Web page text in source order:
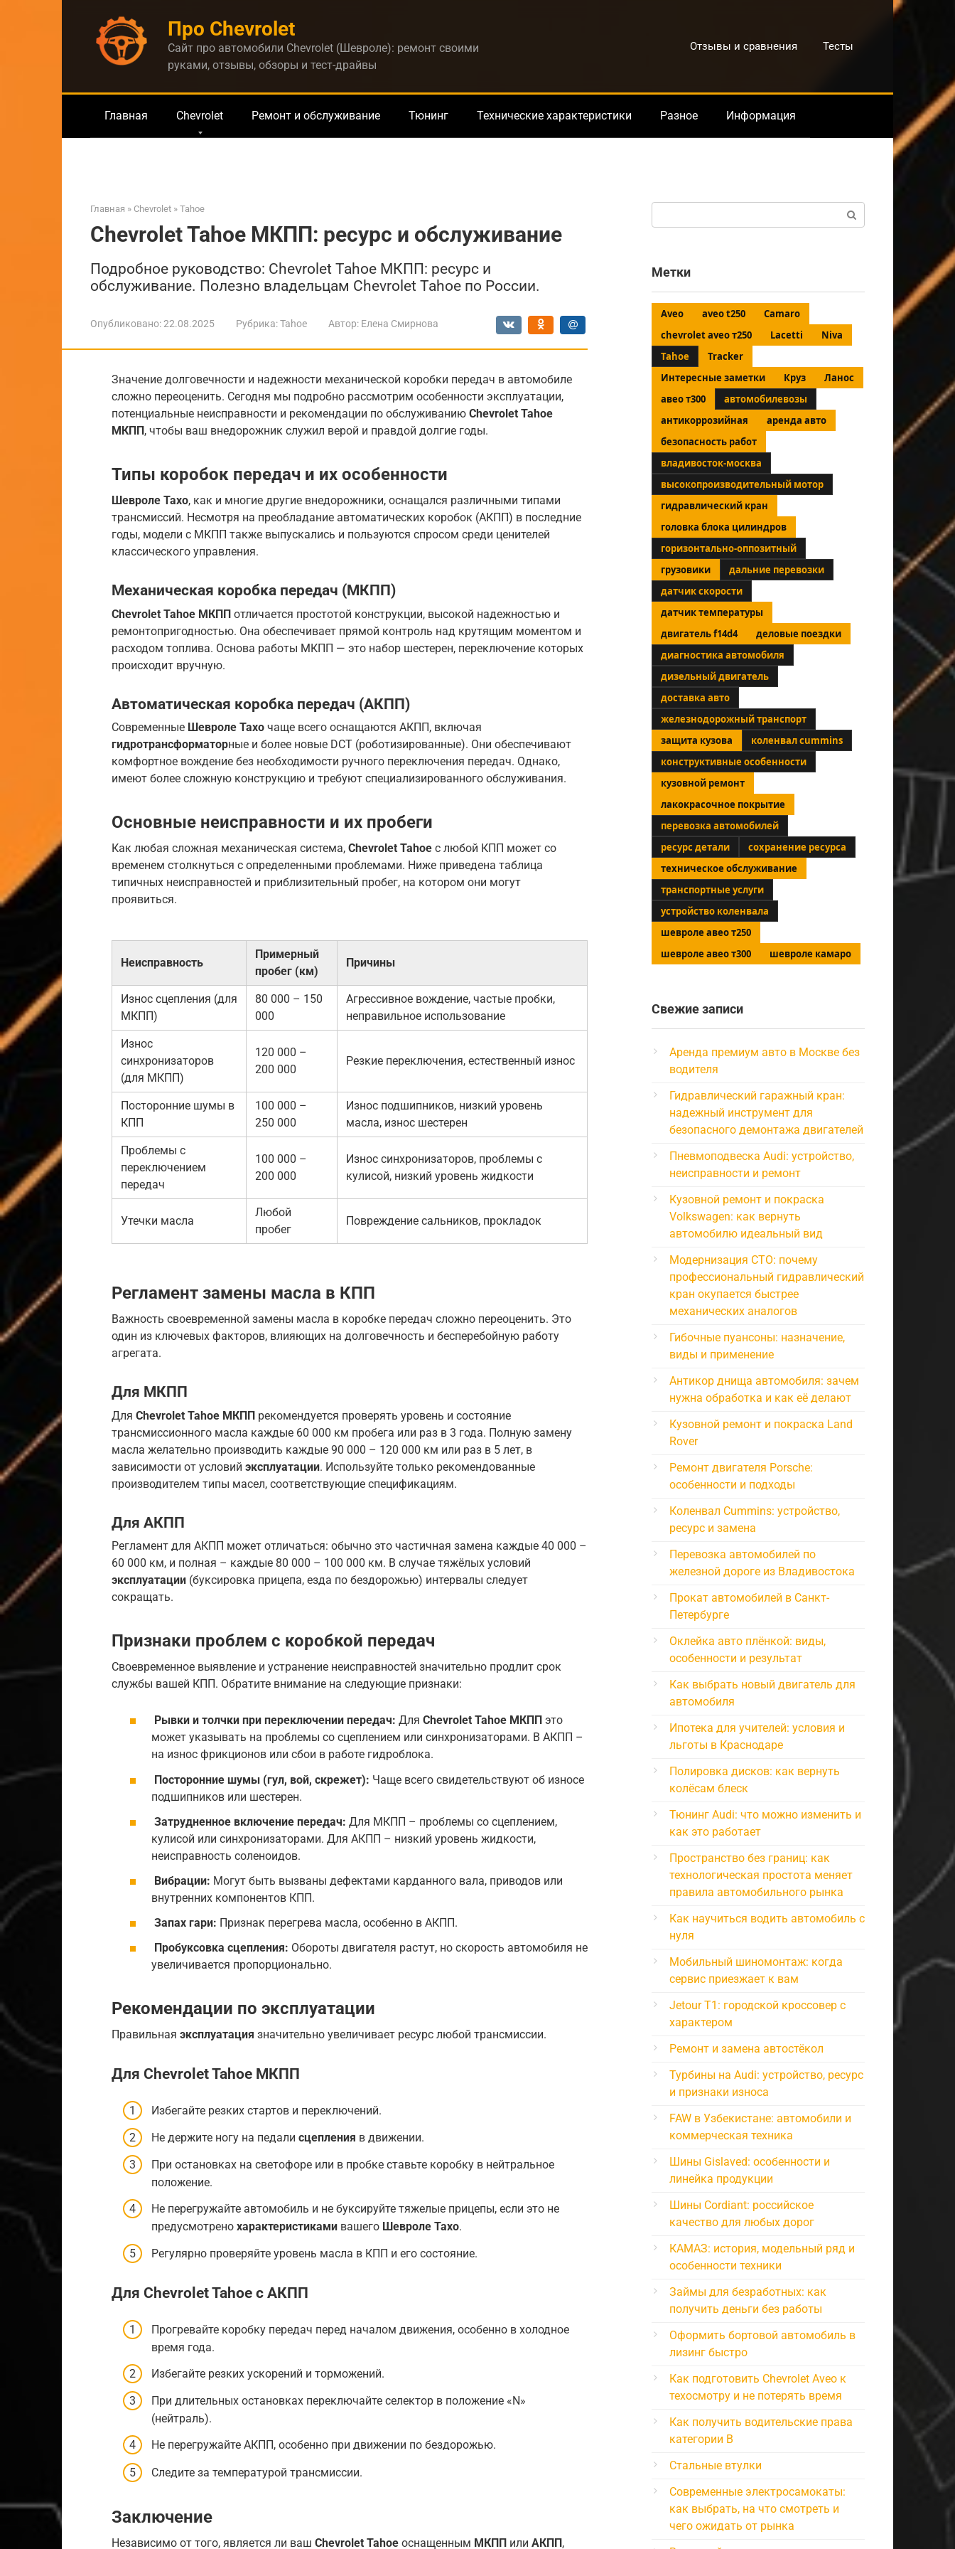
Про Chevrolet
Сайт про автомобили Chevrolet (Шевроле): ремонт своими
руками, отзывы, обзоры и тест-драйвы
Отзывы и сравнения Тесты
Главная Chevrolet Ремонт и обслуживание Тюнинг Технические характеристики Разное Информация
Главная » Chevrolet » Tahoe
Chevrolet Tahoe МКПП: ресурс и обслуживание
Подробное руководство: Chevrolet Tahoe МКПП: ресурс и
обслуживание. Полезно владельцам Chevrolet Tahoe по России.
Опубликовано:22.08.2025 Рубрика:Tahoe Автор: Елена Смирнова
Значение долговечности и надежности механической коробки передач в автомобиле
сложно переоценить. Сегодня мы подробно рассмотрим особенности эксплуатации,
потенциальные неисправности и рекомендации по обслуживанию Chevrolet Tahoe
МКПП, чтобы ваш внедорожник служил верой и правдой долгие годы.
Типы коробок передач и их особенности
Шевроле Тахо, как и многие другие внедорожники, оснащался различными типами
трансмиссий. Несмотря на преобладание автоматических коробок (АКПП) в последние
годы, модели с МКПП также выпускались и пользуются спросом среди ценителей
классического управления.
Механическая коробка передач (МКПП)
Chevrolet Tahoe МКПП отличается простотой конструкции, высокой надежностью и
ремонтопригодностью. Она обеспечивает прямой контроль над крутящим моментом и
расходом топлива. Основа работы МКПП — это набор шестерен, переключение которых
происходит вручную.
Автоматическая коробка передач (АКПП)
Современные Шевроле Тахо чаще всего оснащаются АКПП, включая
гидротрансформаторные и более новые DCT (роботизированные). Они обеспечивают
комфортное вождение без необходимости ручного переключения передач. Однако,
имеют более сложную конструкцию и требуют специализированного обслуживания.
Основные неисправности и их пробеги
Как любая сложная механическая система, Chevrolet Tahoe с любой КПП может со
временем столкнуться с определенными проблемами. Ниже приведена таблица
типичных неисправностей и приблизительный пробег, на котором они могут
проявиться.
Неисправность
Примерный
пробег (км)
Причины
Износ сцепления (для
МКПП)
80 000 – 150
000
Агрессивное вождение, частые пробки,
неправильное использование
Износ
синхронизаторов
(для МКПП)
120 000 –
200 000
Резкие переключения, естественный износ
Посторонние шумы в
КПП
100 000 –
250 000
Износ подшипников, низкий уровень
масла, износ шестерен
Проблемы с
переключением
передач
100 000 –
200 000
Износ синхронизаторов, проблемы с
кулисой, низкий уровень жидкости
Утечки масла
Любой
пробег
Повреждение сальников, прокладок
Регламент замены масла в КПП
Важность своевременной замены масла в коробке передач сложно переоценить. Это
один из ключевых факторов, влияющих на долговечность и бесперебойную работу
агрегата.
Для МКПП
Для Chevrolet Tahoe МКПП рекомендуется проверять уровень и состояние
трансмиссионного масла каждые 60 000 км пробега или раз в 3 года. Полную замену
масла желательно производить каждые 90 000 – 120 000 км или раз в 5 лет, в
зависимости от условий эксплуатации. Используйте только рекомендованные
производителем типы масел, соответствующие спецификациям.
Для АКПП
Регламент для АКПП может отличаться: обычно это частичная замена каждые 40 000 –
60 000 км, и полная – каждые 80 000 – 100 000 км. В случае тяжёлых условий
эксплуатации (буксировка прицепа, езда по бездорожью) интервалы следует
сокращать.
Признаки проблем с коробкой передач
Своевременное выявление и устранение неисправностей значительно продлит срок
службы вашей КПП. Обратите внимание на следующие признаки:
Рывки и толчки при переключении передач: Для Chevrolet Tahoe МКПП это
может указывать на проблемы со сцеплением или синхронизаторами. В АКПП –
на износ фрикционов или сбои в работе гидроблока.
Посторонние шумы (гул, вой, скрежет): Чаще всего свидетельствуют об износе
подшипников или шестерен.
Затрудненное включение передач: Для МКПП – проблемы со сцеплением,
кулисой или синхронизаторами. Для АКПП – низкий уровень жидкости,
неисправность соленоидов.
Вибрации: Могут быть вызваны дефектами карданного вала, приводов или
внутренних компонентов КПП.
Запах гари: Признак перегрева масла, особенно в АКПП.
Пробуксовка сцепления: Обороты двигателя растут, но скорость автомобиля не
увеличивается пропорционально.
Рекомендации по эксплуатации
Правильная эксплуатация значительно увеличивает ресурс любой трансмиссии.
Для Chevrolet Tahoe МКПП
Избегайте резких стартов и переключений.
Не держите ногу на педали сцепления в движении.
При остановках на светофоре или в пробке ставьте коробку в нейтральное
положение.
Не перегружайте автомобиль и не буксируйте тяжелые прицепы, если это не
предусмотрено характеристиками вашего Шевроле Тахо.
Регулярно проверяйте уровень масла в КПП и его состояние.
Для Chevrolet Tahoe с АКПП
Прогревайте коробку передач перед началом движения, особенно в холодное
время года.
Избегайте резких ускорений и торможений.
При длительных остановках переключайте селектор в положение «N»
(нейтраль).
Не перегружайте АКПП, особенно при движении по бездорожью.
Следите за температурой трансмиссии.
Заключение
Независимо от того, является ли ваш Chevrolet Tahoe оснащенным МКПП или АКПП,
Метки
Aveo aveo t250
Camaro
chevrolet aveo т250
Lacetti
Niva
Tahoe
Tracker
Интересные заметки
Круз
Ланос
авео т300
автомобилевозы
антикоррозийная
аренда авто
безопасность работ
владивосток-москва
высокопроизводительный мотор
гидравлический кран
головка блока цилиндров
горизонтально-оппозитный
грузовики
дальние перевозки
датчик скорости
датчик температуры
двигатель f14d4
деловые поездки
диагностика автомобиля
дизельный двигатель
доставка авто
железнодорожный транспорт
защита кузова
коленвал cummins
конструктивные особенности
кузовной ремонт
лакокрасочное покрытие
перевозка автомобилей
ресурс детали
сохранение ресурса
техническое обслуживание
транспортные услуги
устройство коленвала
шевроле авео т250
шевроле авео т300
шевроле камаро
Свежие записи
Аренда премиум авто в Москве без
водителя
Гидравлический гаражный кран:
надежный инструмент для
безопасного демонтажа двигателей
Пневмоподвеска Audi: устройство,
неисправности и ремонт
Кузовной ремонт и покраска
Volkswagen: как вернуть
автомобилю идеальный вид
Модернизация СТО: почему
профессиональный гидравлический
кран окупается быстрее
механических аналогов
Гибочные пуансоны: назначение,
виды и применение
Антикор днища автомобиля: зачем
нужна обработка и как её делают
Кузовной ремонт и покраска Land
Rover
Ремонт двигателя Porsche:
особенности и подходы
Коленвал Cummins: устройство,
ресурс и замена
Перевозка автомобилей по
железной дороге из Владивостока
Прокат автомобилей в Санкт-
Петербурге
Оклейка авто плёнкой: виды,
особенности и результат
Как выбрать новый двигатель для
автомобиля
Ипотека для учителей: условия и
льготы в Краснодаре
Полировка дисков: как вернуть
колёсам блеск
Тюнинг Audi: что можно изменить и
как это работает
Пространство без границ: как
технологическая простота меняет
правила автомобильного рынка
Как научиться водить автомобиль с
нуля
Мобильный шиномонтаж: когда
сервис приезжает к вам
Jetour T1: городской кроссовер с
характером
Ремонт и замена автостёкол
Турбины на Audi: устройство, ресурс
и признаки износа
FAW в Узбекистане: автомобили и
коммерческая техника
Шины Gislaved: особенности и
линейка продукции
Шины Cordiant: российское
качество для любых дорог
КАМАЗ: история, модельный ряд и
особенности техники
Займы для безработных: как
получить деньги без работы
Оформить бортовой автомобиль в
лизинг быстро
Как подготовить Chevrolet Aveo к
техосмотру и не потерять время
Как получить водительские права
категории B
Стальные втулки
Современные электросамокаты:
как выбрать, на что смотреть и
чего ожидать от рынка